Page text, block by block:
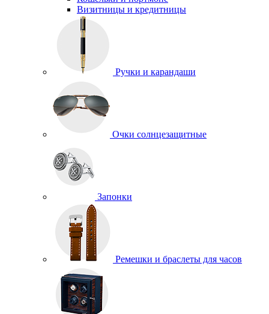
Визитницы и кредитницы
Ручки и карандаши
Очки солнцезащитные
Запонки
Ремешки и браслеты для часов